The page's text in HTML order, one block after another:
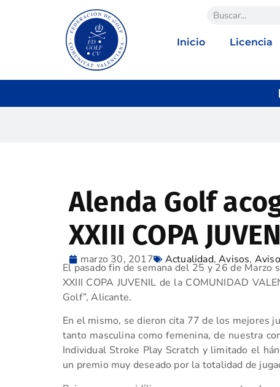
Inicio Licencia
Alenda Golf
XXIII COPA
marzo 30, 2017 Actualidad,Avisos,
El pasado fin de semana del 25 y 26 de
XXIII COPA JUVENIL de la COMUNIDAD
Golf”, Alicante.
En el mismo, se dieron cita 77 de los mejores
tanto masculina como femenina, de nuestra
Individual Stroke Play Scratch y limitado el
un premio muy deseado por la totalidad de